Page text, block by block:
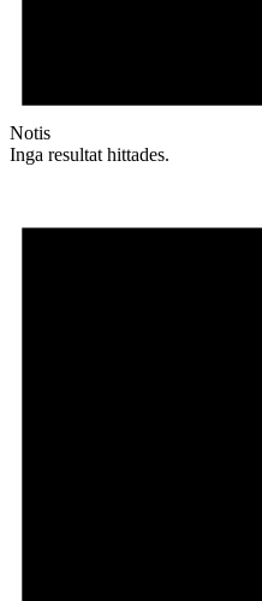
Notis
Inga resultat hittades.